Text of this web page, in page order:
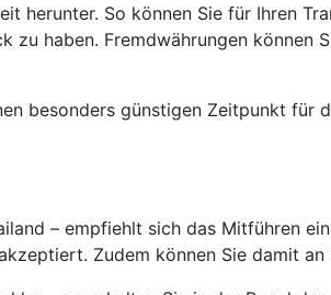
herunter. So können Sie für Ihren
haben. Fremdwährungen können
besonders günstigen Zeitpunkt für
– empfiehlt sich das Mitführen
Zudem können Sie damit